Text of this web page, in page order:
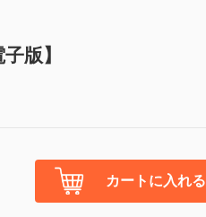
版】
カートに入れる